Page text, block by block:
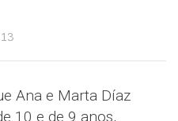
Ana e Marta Díaz
10 e de 9 anos,